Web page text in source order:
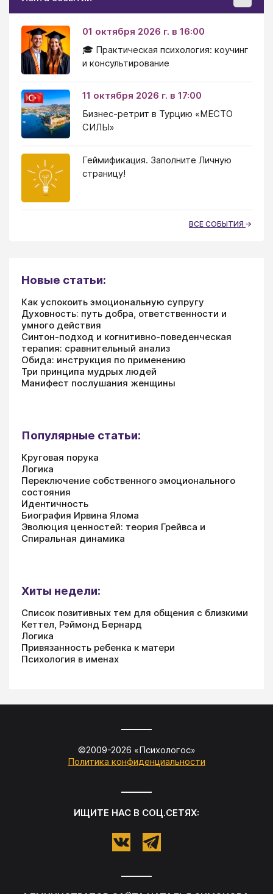
01 октября 2026 г. в 16:00
🎓 Практическая психология: коучинг
и консультирование
11 октября 2026 г. в 17:00
Бизнес-ретрит в Турцию «МЕСТО
СИЛЫ»
Геймификация. Заполните Личную
страницу!
ВСЕ СОБЫТИЯ
Новые статьи:
Как успокоить эмоциональную супругу
Духовность: путь добра, ответственности и
умного действия
Синтон-подход и когнитивно-поведенческая
терапия: сравнительный анализ
Обида: инструкция по применению
Три принципа мудрых людей
Манифест послушания женщины
Популярные статьи:
Круговая порука
Логика
Переключение собственного эмоционального
состояния
Идентичность
Биография Ирвина Ялома
Эволюция ценностей: теория Грейвса и
Спиральная динамика
Хиты недели:
Список позитивных тем для общения с близкими
Кеттел, Рэймонд Бернард
Логика
Привязанность ребенка к матери
Психология в именах
©2009-2026 «Психологос»
Политика конфиденциальности
ИЩИТЕ НАС В СОЦ.СЕТЯХ: